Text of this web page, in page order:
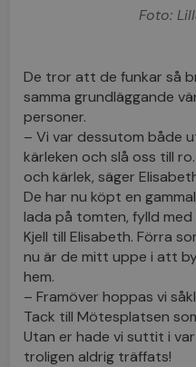
Foto:
De tror att de funkar så
samma grundläggande
personer.
– Vi var dessutom både
kärleken och slå oss till
och kärlek, säger
De har nu köpt en
lada på tomten, fylld med
Kjell till Elisabeth. Förra
nu är de mitt uppe i att
hem.
– Framöver hoppas vi
Tack till Mötesplatsen
Utan er hade vi suttit i
troligen aldrig träffats!